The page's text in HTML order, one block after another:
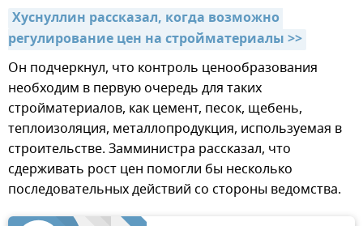
Хуснуллин рассказал, когда возможно
регулирование цен на стройматериалы >>
Он подчеркнул, что контроль ценообразования
необходим в первую очередь для таких
стройматериалов, как цемент, песок, щебень,
теплоизоляция, металлопродукция, используемая в
строительстве. Замминистра рассказал, что
сдерживать рост цен помогли бы несколько
последовательных действий со стороны ведомства.